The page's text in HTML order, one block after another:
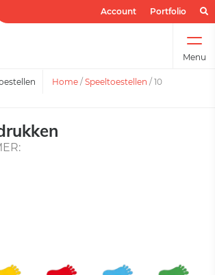
Account Portfolio
Menu
Home / Speeltoestellen / 10